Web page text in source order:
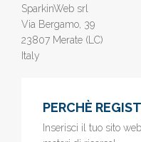
SparkinWeb srl
Via Bergamo, 39
23807 Merate (LC)
Italy
PERCHÈ
Inserisci il tuo sito